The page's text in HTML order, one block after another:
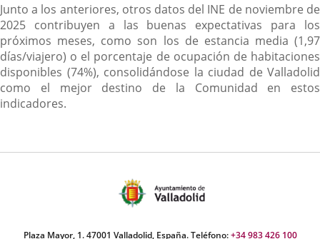
Junto a los anteriores, otros datos del INE de noviembre de
2025 contribuyen a las buenas expectativas para los
próximos meses, como son los de estancia media (1,97
días/viajero) o el porcentaje de ocupación de habitaciones
disponibles (74%), consolidándose la ciudad de Valladolid
como el mejor destino de la Comunidad en estos
indicadores.
Plaza Mayor, 1. 47001 Valladolid, España. Teléfono:+34 983 426 100